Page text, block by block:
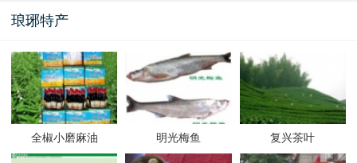
琅琊特产
全椒小磨麻油 明光梅鱼 复兴茶叶